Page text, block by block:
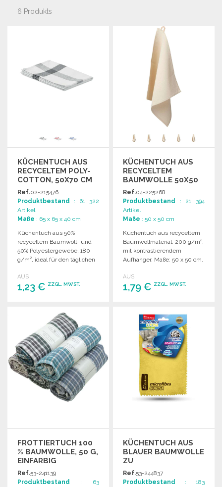
6 Produkts
KÜCHENTUCH AUS
RECYCELTEM POLY-
COTTON, 50X70 CM
Ref.02-215476
Produktbestand : 61 322
Artikel
Maße : 65 x 65 x 40 cm
Küchentuch aus 50%
recyceltem Baumwoll- und
50% Polyestergewebe, 180
g/m², ideal für den täglichen
AUS
1,23 € ZZGL. MWST.
Angebot anfordern
KÜCHENTUCH AUS
RECYCELTEM
BAUMWOLLE 50X50
CM
Ref.04-225268
Produktbestand : 21 394
Artikel
Maße : 50 x 50 cm
Küchentuch aus recyceltem
Baumwollmaterial, 200 g/m²,
mit kontrastierendem
Aufhänger. Maße: 50 x 50 cm.
AUS
1,79 € ZZGL. MWST.
Angebot anfordern
FROTTIERTUCH 100
% BAUMWOLLE, 50 G,
EINFARBIG
Ref.53-241139
Produktbestand : 63
KÜCHENTUCH AUS
BLAUER BAUMWOLLE
ZU
GROSSHANDELSPREISEN
Ref.53-244837
Produktbestand : 183